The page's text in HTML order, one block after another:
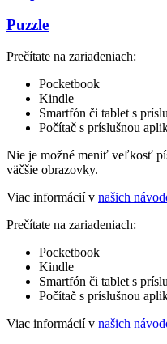
Puzzle
Prečítate na zariadeniach:
Pocketbook
Kindle
Smartfón či tablet s
Počítač s príslušnou
Nie je možné meniť veľkosť
väčšie obrazovky.
Viac informácií v našich
Prečítate na zariadeniach:
Pocketbook
Kindle
Smartfón či tablet s
Počítač s príslušnou
Viac informácií v našich